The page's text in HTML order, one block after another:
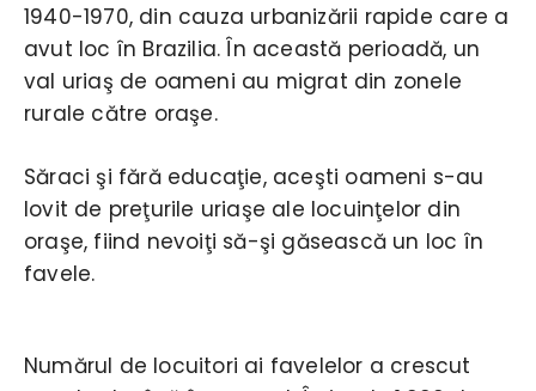
1940-1970, din cauza urbanizării rapide care a
avut loc în Brazilia. În această perioadă, un
val uriaş de oameni au migrat din zonele
rurale către oraşe.
Săraci şi fără educaţie, aceşti oameni s-au
lovit de preţurile uriaşe ale locuinţelor din
oraşe, fiind nevoiţi să-şi găsească un loc în
favele.
Numărul de locuitori ai favelelor a crescut